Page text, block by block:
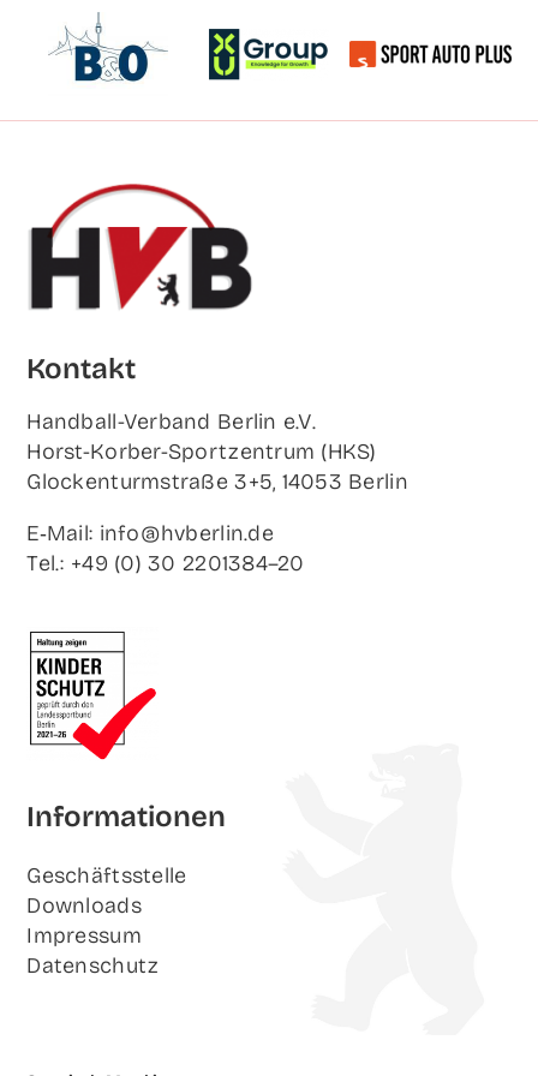
Kon­takt
Hand­ball-Ver­band Ber­lin e.V.
Horst-Korb­er-Sport­zen­trum (HKS)
Glo­cken­turm­stra­ße 3+5, 14053 Berlin
E‑Mail: info@hvberlin.de
Tel.: +49 (0) 30 2201384–20
Infor­ma­tio­nen
Geschäfts­stel­le
Down­loads
Impres­sum
Daten­schutz